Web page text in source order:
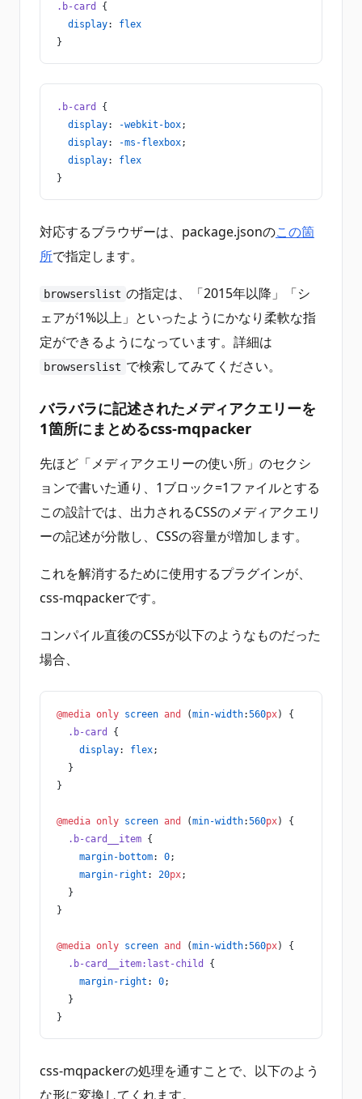
.b-card
{
  display
: flex
}
.b-card
{
  display
: -webkit-box;
  display
: -ms-flexbox;
  display
: flex
}
対応するブラウザーは、package.jsonのこの箇
所で指定します。
browserslist の指定は、「2015年以降」「シ
ェアが1%以上」といったようにかなり柔軟な指
定ができるようになっています。詳細は
browserslist で検索してみてください。
バラバラに記述されたメディアクエリーを
1箇所にまとめるcss-mqpacker
先ほど「メディアクエリーの使い所」のセクシ
ョンで書いた通り、1ブロック=1ファイルとする
この設計では、出力されるCSSのメディアクエリ
ーの記述が分散し、CSSの容量が増加します。
これを解消するために使用するプラグインが、
css-mqpackerです。
コンパイル直後のCSSが以下のようなものだった
場合、
@media only screen and (min-width:560px) {
  .b-card
{
    display
: flex;
  }
}
@media only screen and (min-width:560px) {
  .b-card__item
{
    margin-bottom
: 0;
    margin-right
: 20px;
  }
}
@media only screen and (min-width:560px) {
  .b-card__item:last-child
{
    margin-right
: 0;
  }
}
css-mqpackerの処理を通すことで、以下のよう
な形に変換してくれます。